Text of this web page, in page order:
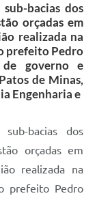
bacias dos
orçadas em
realizada na
prefeito Pedro
de governo e
de Minas,
Engenharia e
bacias dos
orçadas em
realizada na
prefeito Pedro